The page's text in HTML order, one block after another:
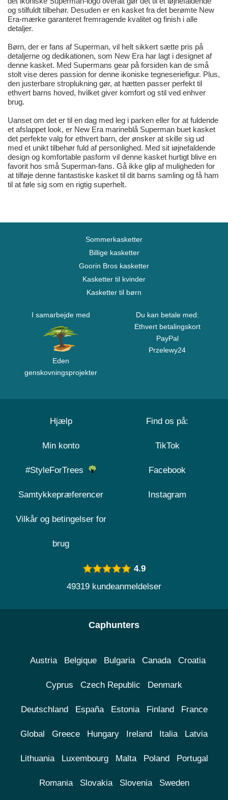
og stilfuldt tilbehør. Desuden er en kasket fra det berømte New
Era-mærke garanteret fremragende kvalitet og finish i alle
detaljer.
Børn, der er fans af Superman, vil helt sikkert sætte pris på
detaljerne og dedikationen, som New Era har lagt i designet af
denne kasket. Med Supermans gear på forsiden kan de små
stolt vise deres passion for denne ikoniske tegneseriefigur. Plus,
den justerbare stroplukning gør, at hætten passer perfekt til
ethvert barns hoved, hvilket giver komfort og stil ved enhver
brug.
Uanset om det er til en dag med leg i parken eller for at fuldende
et afslappet look, er New Era marineblå Superman buet kasket
det perfekte valg for ethvert barn, der ønsker at skille sig ud
med et unikt tilbehør fuld af personlighed. Med sit iøjnefaldende
design og komfortable pasform vil denne kasket hurtigt blive en
favorit hos små Superman-fans. Gå ikke glip af muligheden for
at tilføje denne fantastiske kasket til dit barns samling og få ham
til at føle sig som en rigtig superhelt.
Sommerkasketter
Billige kasketter
Goorin Bros kasketter
Kasketter til kvinder
Kasketter til børn
I samarbejde med
Eden
genskovningsprojekter
Du kan betale med:
Ethvert betalingskort
PayPal
Przelewy24
Hjælp
Min konto
#StyleForTrees
Samtykkepræferencer
Vilkår og betingelser for
brug
Find os på:
TikTok
Facebook
Instagram
4.9
49319 kundeanmeldelser
Caphunters
Austria Belgique Bulgaria Canada Croatia
Cyprus Czech Republic Denmark
Deutschland España Estonia Finland France
Global Greece Hungary Ireland Italia Latvia
Lithuania Luxembourg Malta Poland Portugal
Romania Slovakia Slovenia Sweden